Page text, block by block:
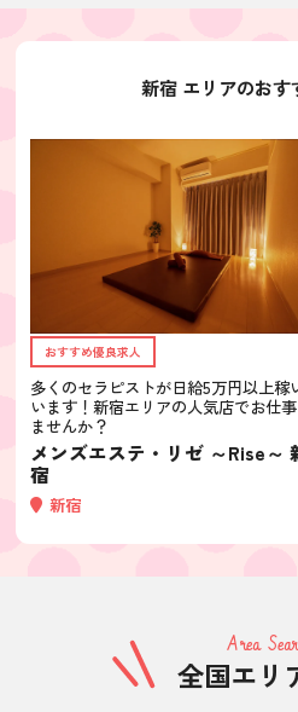
新宿 エリアのおす
おすすめ優良求人
多くのセラピストが日給5万円以上稼
います！新宿エリアの人気店でお仕
ませんか？
メンズエステ・リゼ ～Rise～
宿
新宿
Area
全国エリ